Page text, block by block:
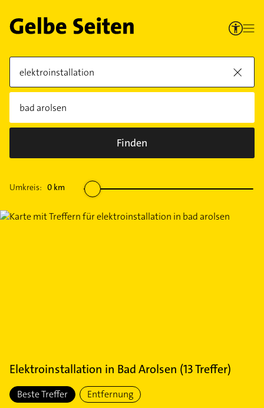
Finden
Umkreis: 0 km
Elektroinstallation in Bad Arolsen (13Treffer)
Beste Treffer Entfernung